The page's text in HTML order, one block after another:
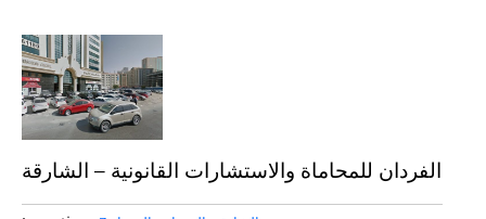
الفردان للمحاماة والاستشارات القانونية – الشارقة